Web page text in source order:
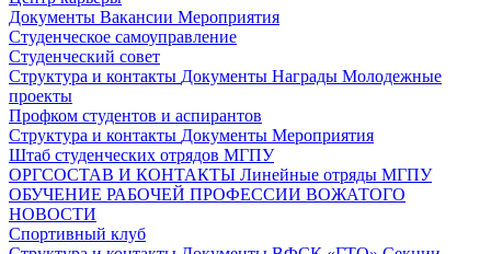
Документы Вакансии Мероприятия
Студенческое самоуправление
Студенческий совет
Структура и контакты Документы Награды Молодежные
проекты
Профком студентов и аспирантов
Структура и контакты Документы Мероприятия
Штаб студенческих отрядов МГПУ
ОРГСОСТАВ И КОНТАКТЫ Линейные отряды МГПУ
ОБУЧЕНИЕ РАБОЧЕЙ ПРОФЕССИИ ВОЖАТОГО
НОВОСТИ
Спортивный клуб